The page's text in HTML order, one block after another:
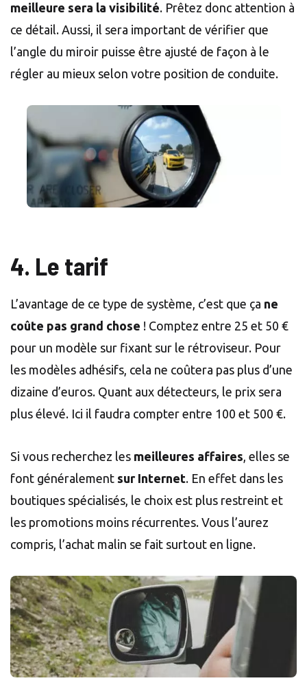
meilleure sera la visibilité. Prêtez donc attention à
ce détail. Aussi, il sera important de vérifier que
l’angle du miroir puisse être ajusté de façon à le
régler au mieux selon votre position de conduite.
4. Le tarif
L’avantage de ce type de système, c’est que ça ne
coûte pas grand chose ! Comptez entre 25 et 50 €
pour un modèle sur fixant sur le rétroviseur. Pour
les modèles adhésifs, cela ne coûtera pas plus d’une
dizaine d’euros. Quant aux détecteurs, le prix sera
plus élevé. Ici il faudra compter entre 100 et 500 €.
Si vous recherchez les meilleures affaires, elles se
font généralement sur Internet. En effet dans les
boutiques spécialisés, le choix est plus restreint et
les promotions moins récurrentes. Vous l’aurez
compris, l’achat malin se fait surtout en ligne.